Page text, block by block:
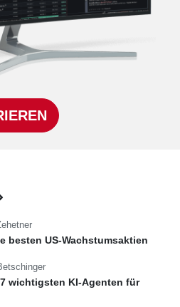
besten US-Wachstumsaktien
wichtigsten KI-Agenten für